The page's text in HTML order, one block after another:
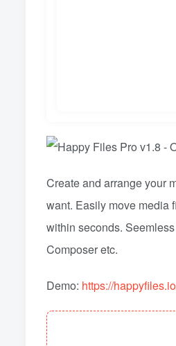
Create and arrange your
want. Easily move media
within seconds.
Composer etc.
Demo: https://